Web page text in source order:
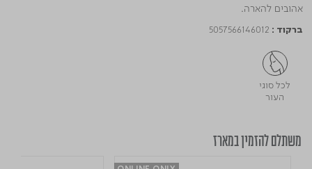
אהובים להארה.
ברקוד : 5057566146012
לכל סוגי
העור
משתלם להזמין במארז